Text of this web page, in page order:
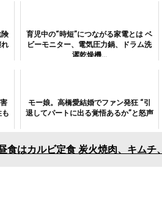
育児中の“時短”につながる家電とは ベ
ビーモニター、電気圧力鍋、ドラム洗
濯乾燥機…
モー娘。高橋愛結婚でファン発狂 “引
退してパートに出る覚悟あるか”と怒声
食はカルビ定食 炭火焼肉、キムチ